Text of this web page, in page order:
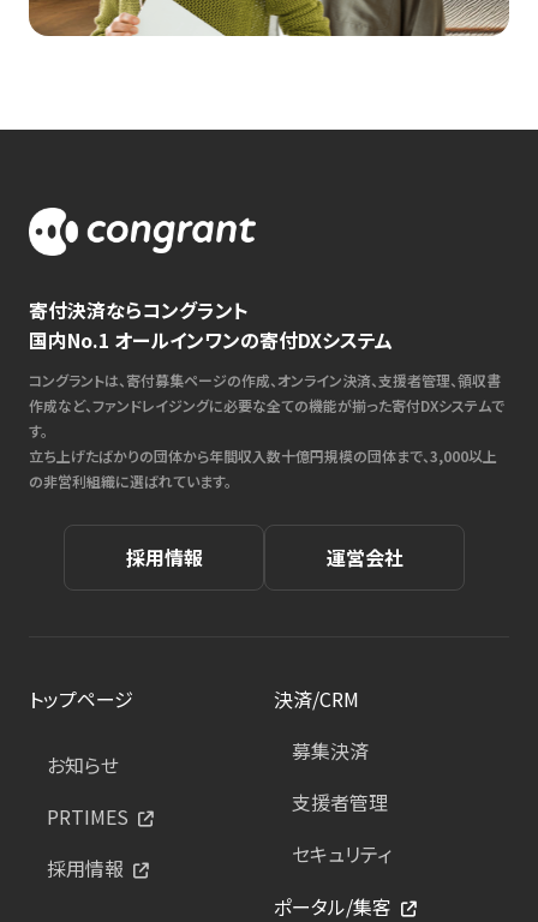
寄付決済ならコングラント
国内No.1 オールインワンの寄付DXシステム
コングラントは、寄付募集ページの作成、オンライン決済、支援者管理、領収書
作成など、ファンドレイジングに必要な全ての機能が揃った寄付DXシステムで
す。
立ち上げたばかりの団体から年間収入数十億円規模の団体まで、3,000以上
の非営利組織に選ばれています。
採用情報 運営会社
トップページ
お知らせ
PRTIMES
採用情報
決済/CRM
募集決済
支援者管理
セキュリティ
ポータル/集客